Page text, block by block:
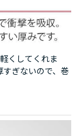
くしてくれま
ぎないので、巻